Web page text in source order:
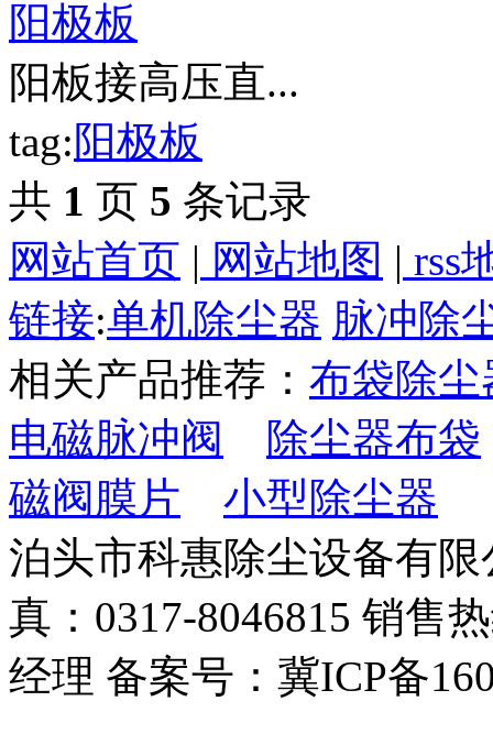
阳极板
阳板接高压直...
tag:阳极板
共 1 页 5 条记录
网站首页 | 网站地图 | rss
链接:单机除尘器 脉冲除
相关产品推荐： 布袋除尘
电磁脉冲阀
除尘器布袋
磁阀膜片
小型除尘器
泊头市科惠除尘设备有限
真：0317-8046815 销售
经理 备案号：冀ICP备